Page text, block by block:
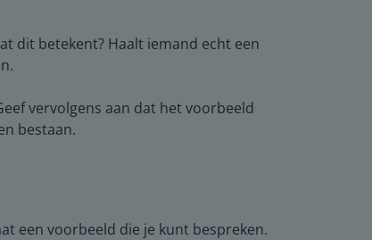
dit betekent? Haalt iemand echt een
vervolgens aan dat het voorbeeld
bestaan.
een voorbeeld die je kunt bespreken.